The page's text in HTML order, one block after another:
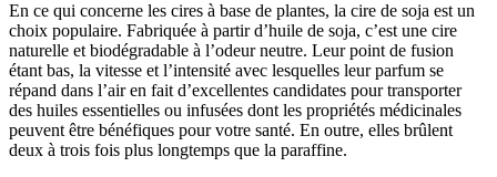
En ce qui concerne les cires à base de plantes, la cire de soja est un
choix populaire. Fabriquée à partir d’huile de soja, c’est une cire
naturelle et biodégradable à l’odeur neutre. Leur point de fusion
étant bas, la vitesse et l’intensité avec lesquelles leur parfum se
répand dans l’air en fait d’excellentes candidates pour transporter
des huiles essentielles ou infusées dont les propriétés médicinales
peuvent être bénéfiques pour votre santé. En outre, elles brûlent
deux à trois fois plus longtemps que la paraffine.